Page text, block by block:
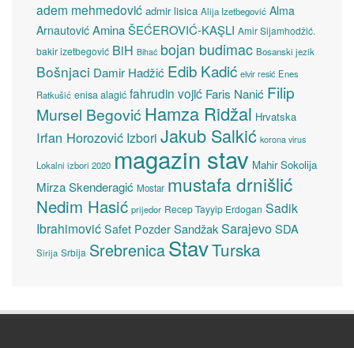
adem mehmedović admir lisica Alija Izetbegović Alma
Arnautović Amina ŠEĆEROVIĆ-KAŞLI Amir Sijamhodžić.
bakir izetbegović BiH Bihać bojan budimac Bosanski jezik
Bošnjaci Damir Hadžić Edib Kadić elvir resić Enes
Ratkušić enisa alagić fahrudin vojić Faris Nanić Filip
Mursel Begović Hamza Ridžal Hrvatska
Irfan Horozović Izbori Jakub Salkić korona virus
Lokalni izbori 2020 magazin stav Mahir Sokolija
Mirza Skenderagić Mostar mustafa drnišlić
Nedim Hasić prijedor Recep Tayyip Erdogan Sadik
Ibrahimović Safet Pozder SandžakSarajevoSDA
Sirija Srbija SrebrenicaStavTurska